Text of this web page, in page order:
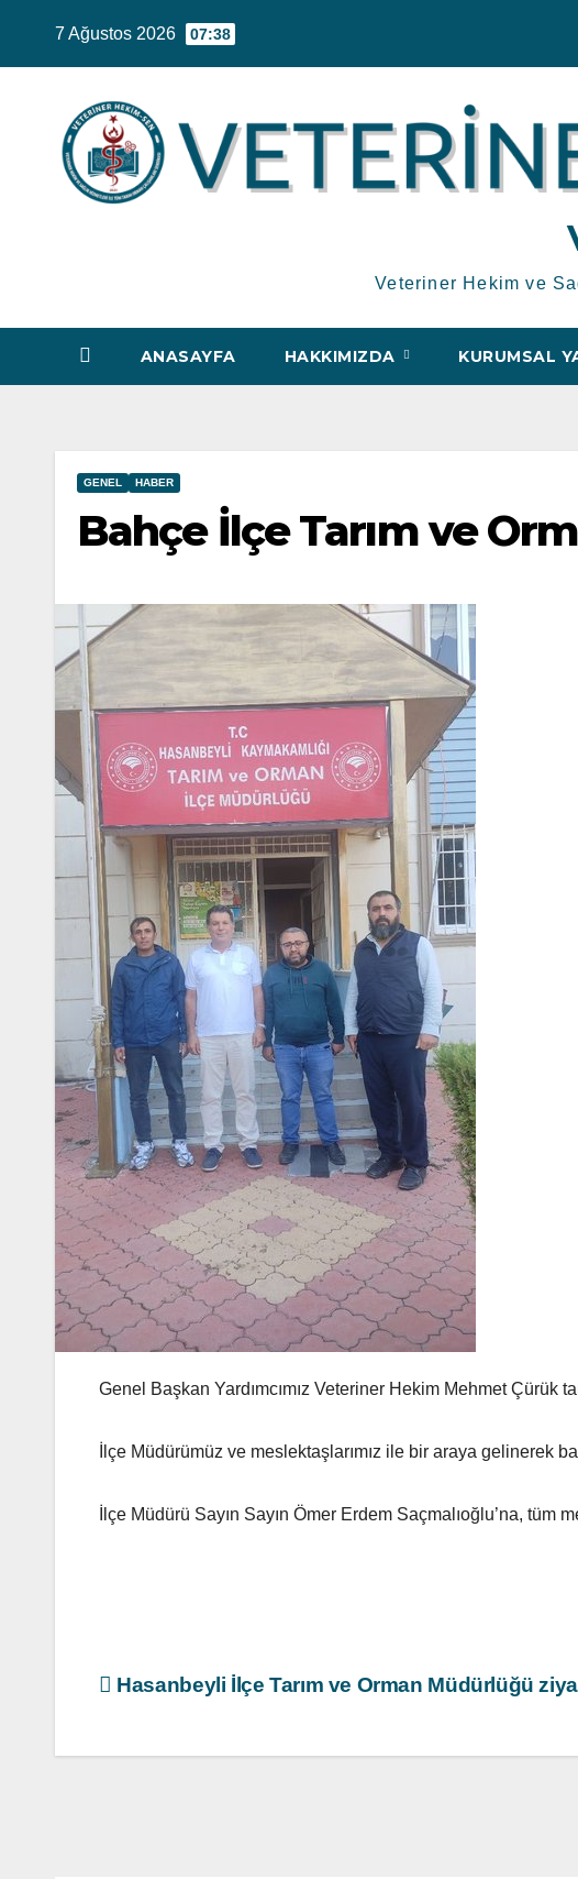
7 Ağustos 2026 07:38
Veteriner Hekim ve
ANASAYFA HAKKIMIZDA KURUMSAL
GENEL HABER
Bahçe İlçe Tarım ve
Genel Başkan Yardımcımız Veteriner Hekim Mehmet Çürük
İlçe Müdürümüz ve meslektaşlarımız ile bir araya gelinerek
İlçe Müdürü Sayın Sayın Ömer Erdem Saçmalıoğlu’na,
Yazı
Hasanbeyli İlçe Tarım ve Orman Müdürlüğü